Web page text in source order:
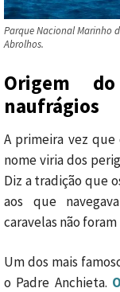
Parque Nacional Marinho
Abrolhos.
Origem
naufrágios
A primeira vez
nome viria dos
Diz a tradição que
aos que
caravelas não
Um dos mais
o Padre Anchieta.